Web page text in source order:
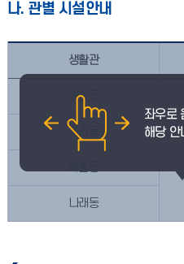
나. 관별 시설안내
생활관
라온동
누리동
나래동